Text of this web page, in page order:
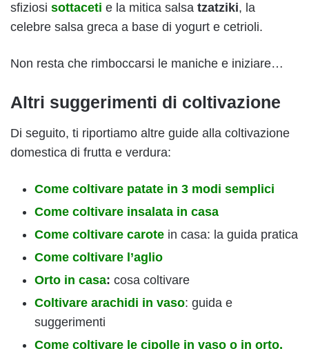
sfiziosi sottaceti e la mitica salsa tzatziki, la
celebre salsa greca a base di yogurt e cetrioli.
Non resta che rimboccarsi le maniche e iniziare…
Altri suggerimenti di coltivazione
Di seguito, ti riportiamo altre guide alla coltivazione
domestica di frutta e verdura:
Come coltivare patate in 3 modi semplici
Come coltivare insalata in casa
Come coltivare carote in casa: la guida pratica
Come coltivare l’aglio
Orto in casa: cosa coltivare
Coltivare arachidi in vaso: guida e
suggerimenti
Come coltivare le cipolle in vaso o in orto,